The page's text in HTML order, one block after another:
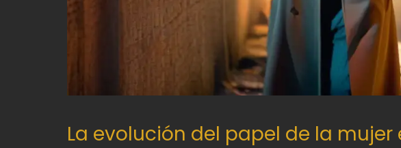
La evolución del papel de la